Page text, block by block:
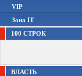
VIP
Зона IT
100 СТРОК
ВЛАСТЬ